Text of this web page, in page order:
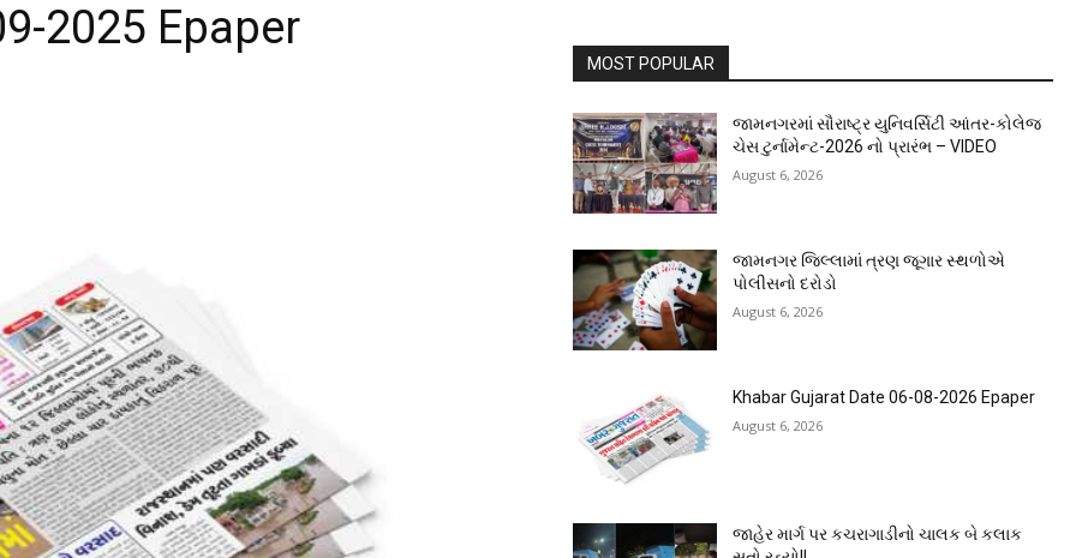
2025 Epaper
MOST POPULAR
જામનગરમાં સૌરાષ્ટ્ર યુનિવર્સિટી આંતર-કોલેજ
ચેસ ટુર્નામેન્ટ-2026 નો પ્રારંભ – VIDEO
August 6, 2026
જામનગર જિલ્લામાં ત્રણ જૂગાર સ્થળોએ
પોલીસનો દરોડો
August 6, 2026
Khabar Gujarat Date 06-08-2026 Epaper
August 6, 2026
જાહેર માર્ગ પર કચરાગાડીનો ચાલક બે કલાક